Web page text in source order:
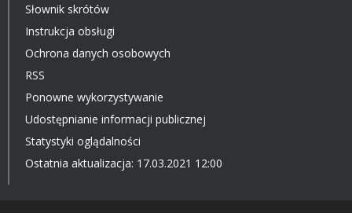
Słownik skrótów
Instrukcja obsługi
Ochrona danych osobowych
RSS
Ponowne wykorzystywanie
Udostępnianie informacji publicznej
Statystyki oglądalności
Ostatnia aktualizacja: 17.03.2021 12:00